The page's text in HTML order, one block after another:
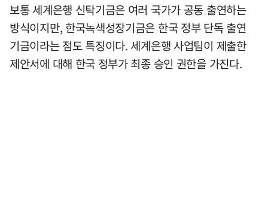
보통 세계은행 신탁기금은 여러 국가가 공동 출연하는
방식이지만, 한국녹색성장기금은 한국 정부 단독 출연
기금이라는 점도 특징이다. 세계은행 사업팀이 제출한
제안서에 대해 한국 정부가 최종 승인 권한을 가진다.